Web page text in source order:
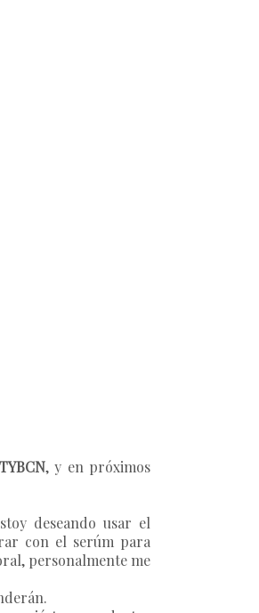
, y en próximos
deseando usar el
con el serúm para
personalmente me